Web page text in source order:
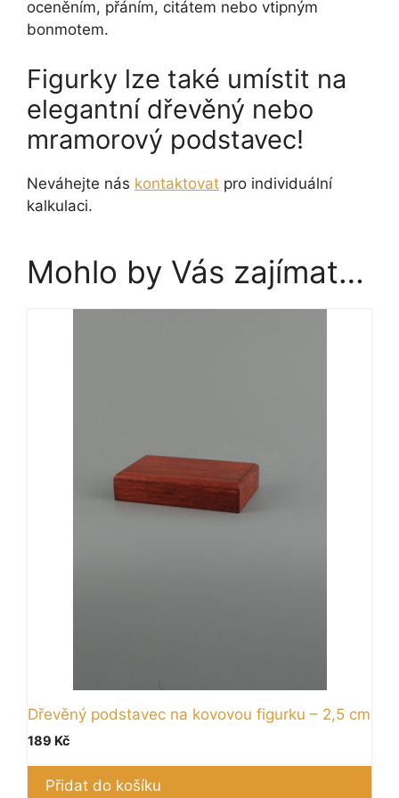
oceněním, přáním, citátem nebo vtipným
bonmotem.
Figurky lze také umístit na
elegantní dřevěný nebo
mramorový podstavec!
Neváhejte nás kontaktovat pro individuální
kalkulaci.
Mohlo by Vás zajímat…
Dřevěný podstavec na kovovou figurku – 2,5 cm
189 Kč
Přidat do košíku